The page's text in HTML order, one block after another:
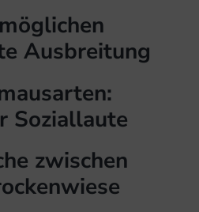
Ausbreitung
Soziallaute
zwischen